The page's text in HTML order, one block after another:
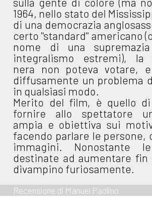
1964, nello stato del
di una democrazia
certo "standard" americano
nome di una
integralismo estremi), la
nera non poteva votare, e
diffusamente un problema
in qualsiasi modo.
Merito del film, è quello
fornire allo spettatore
ampia e obiettiva sui
facendo parlare le persone,
immagini. Nonostante
destinate ad aumentare fin
divampino furiosamente.
Recensione di Manuel Paolino